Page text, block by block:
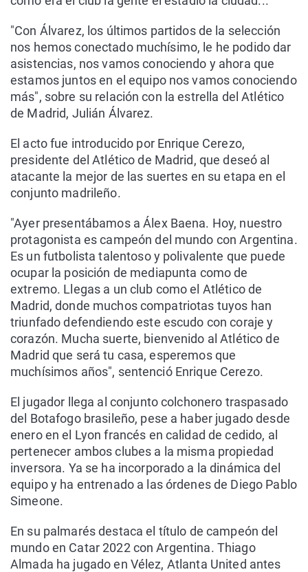
"Con Álvarez, los últimos partidos de la selección
nos hemos conectado muchísimo, le he podido dar
asistencias, nos vamos conociendo y ahora que
estamos juntos en el equipo nos vamos conociendo
más", sobre su relación con la estrella del Atlético
de Madrid, Julián Álvarez.
El acto fue introducido por Enrique Cerezo,
presidente del Atlético de Madrid, que deseó al
atacante la mejor de las suertes en su etapa en el
conjunto madrileño.
"Ayer presentábamos a Álex Baena. Hoy, nuestro
protagonista es campeón del mundo con Argentina.
Es un futbolista talentoso y polivalente que puede
ocupar la posición de mediapunta como de
extremo. Llegas a un club como el Atlético de
Madrid, donde muchos compatriotas tuyos han
triunfado defendiendo este escudo con coraje y
corazón. Mucha suerte, bienvenido al Atlético de
Madrid que será tu casa, esperemos que
muchísimos años", sentenció Enrique Cerezo.
El jugador llega al conjunto colchonero traspasado
del Botafogo brasileño, pese a haber jugado desde
enero en el Lyon francés en calidad de cedido, al
pertenecer ambos clubes a la misma propiedad
inversora. Ya se ha incorporado a la dinámica del
equipo y ha entrenado a las órdenes de Diego Pablo
Simeone.
En su palmarés destaca el título de campeón del
mundo en Catar 2022 con Argentina. Thiago
Almada ha jugado en Vélez, Atlanta United antes